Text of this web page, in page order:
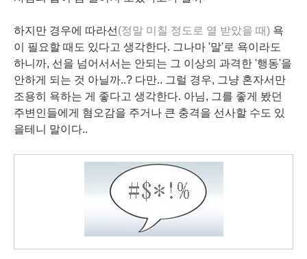
하지만 경우에 따라선 (정말 미칠 정도로 열 받았을 때) 욕
이 필요할 때도 있다고 생각한다. 그나마 '말'로 욕이라도
하니까, 선을 넘어서서는 안되는 그 이상의 과격한 '행동'을
안하게 되는 것 아닐까..? 다만.. 그럴 경우, 그냥 혼자서만
조용히 욕하는 게 좋다고 생각한다. 아님, 그를 좋게 봤던
주변인들에게 혐오감을 주거나 큰 충격을 선사할 수도 있
을테니 말이다..